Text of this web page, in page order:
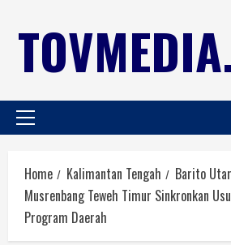
Home Kalimantan Tengah
Barito
Musrenbang Teweh Timur Sinkronkan
Program Daerah